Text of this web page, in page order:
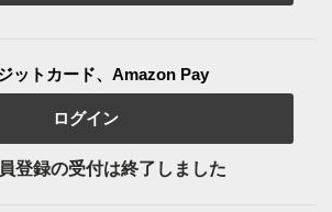
ットカード、Amazon Pay
ログイン
登録の受付は終了しました